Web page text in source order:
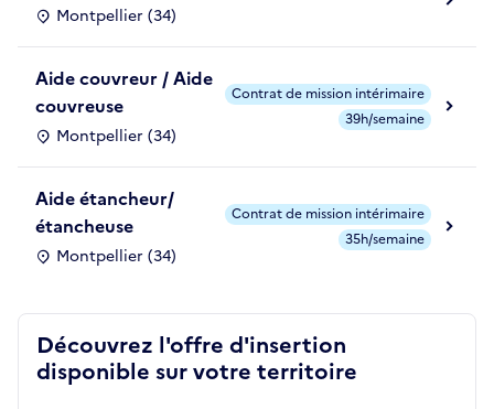
Montpellier (34)
Aide couvreur / Aide
couvreuse
Montpellier (34)
Contrat de mission intérimaire
39h/semaine
Aide étancheur/
étancheuse
Montpellier (34)
Contrat de mission intérimaire
35h/semaine
Découvrez l'offre d'insertion
disponible sur votre territoire